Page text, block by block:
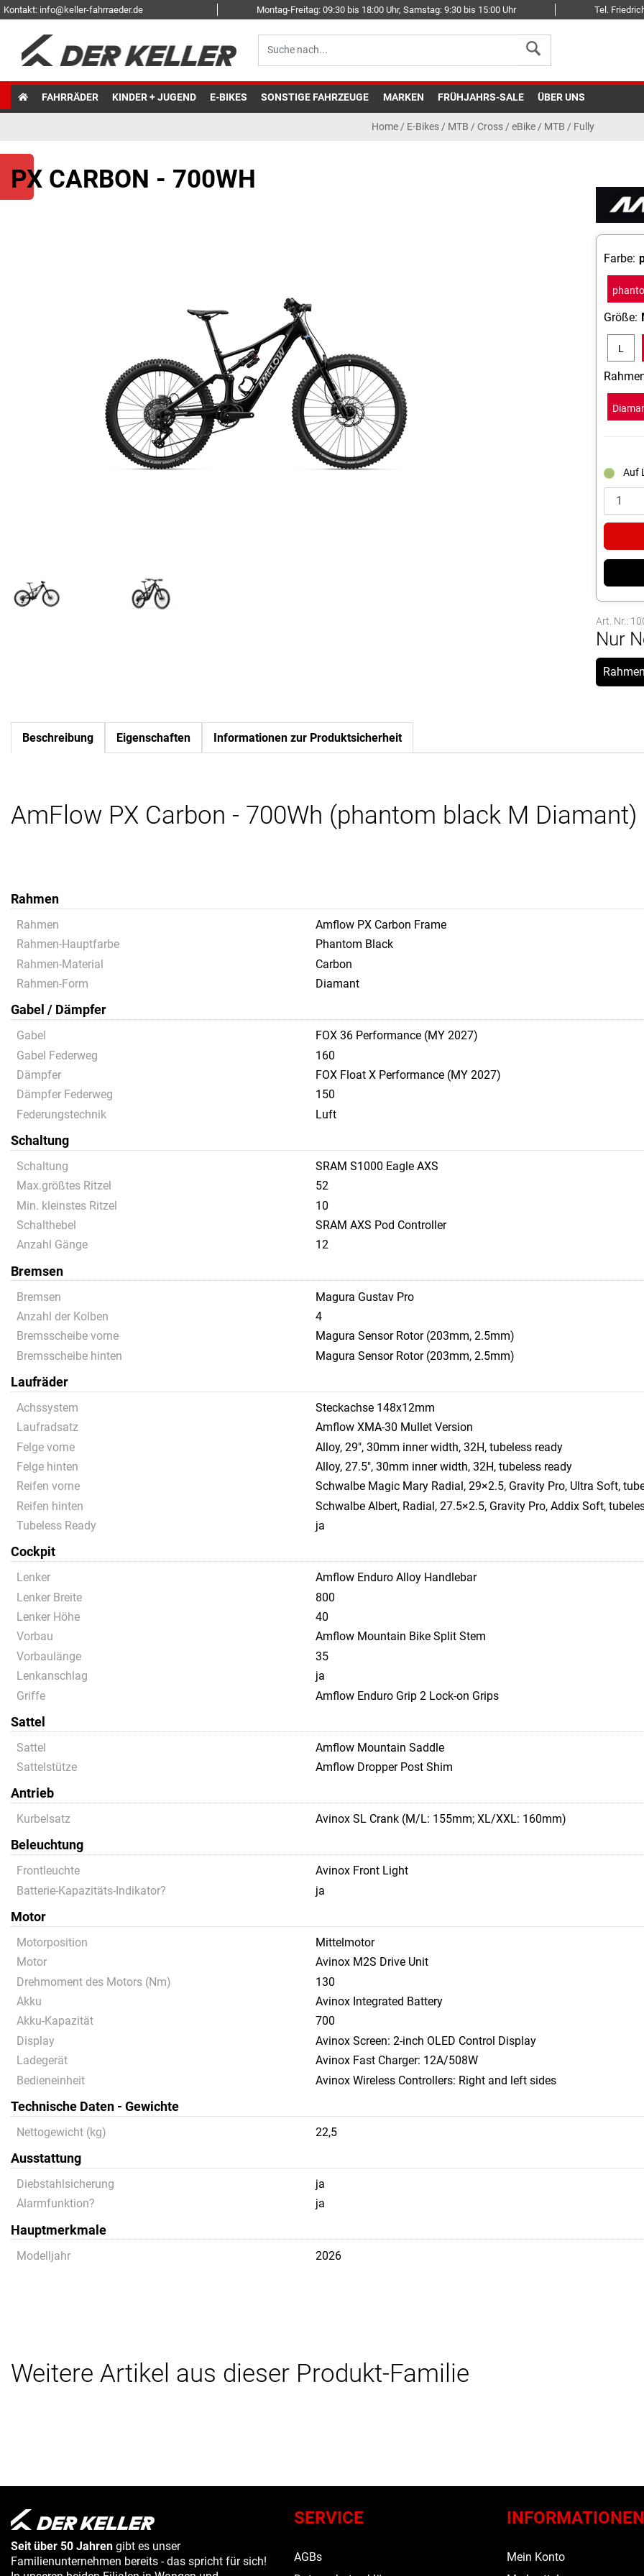
Kontakt: info@keller-fahrraeder.de Montag-Freitag: 09:30 bis 18:00 Uhr, Samstag: 9:30 bis 15:00 Uhr Tel.
FAHRRÄDER KINDER + JUGEND E-BIKES SONSTIGE FAHRZEUGE MARKEN FRÜHJAHRS-SALE ÜBER UNS
Home / E-Bikes / MTB / Cross / eBike / MTB / Fully
PX CARBON - 700WH
Farbe:
black
Größe:
L
Auf
Art. Nr.:
Nur
Beschreibung Eigenschaften Informationen zur Produktsicherheit
AmFlow PX Carbon - 700Wh (phantom black M Diamant)
Rahmen
Rahmen
Amflow PX Carbon Frame
Rahmen-Hauptfarbe
Phantom Black
Rahmen-Material
Carbon
Rahmen-Form
Diamant
Gabel / Dämpfer
Gabel
FOX 36 Performance (MY 2027)
Gabel Federweg
160
Dämpfer
FOX Float X Performance (MY 2027)
Dämpfer Federweg
150
Federungstechnik
Luft
Schaltung
Schaltung
SRAM S1000 Eagle AXS
Max.größtes Ritzel
52
Min. kleinstes Ritzel
10
Schalthebel
SRAM AXS Pod Controller
Anzahl Gänge
12
Bremsen
Bremsen
Magura Gustav Pro
Anzahl der Kolben
4
Bremsscheibe vorne
Magura Sensor Rotor (203mm, 2.5mm)
Bremsscheibe hinten
Magura Sensor Rotor (203mm, 2.5mm)
Laufräder
Achssystem
Steckachse 148x12mm
Laufradsatz
Amflow XMA-30 Mullet Version
Felge vorne
Alloy, 29", 30mm inner width, 32H, tubeless ready
Felge hinten
Alloy, 27.5", 30mm inner width, 32H, tubeless ready
Reifen vorne
Schwalbe Magic Mary Radial, 29×2.5, Gravity Pro, Ultra Soft,
Reifen hinten
Schwalbe Albert, Radial, 27.5×2.5, Gravity Pro, Addix Soft,
Tubeless Ready
ja
Cockpit
Lenker
Amflow Enduro Alloy Handlebar
Lenker Breite
800
Lenker Höhe
40
Vorbau
Amflow Mountain Bike Split Stem
Vorbaulänge
35
Lenkanschlag
ja
Griffe
Amflow Enduro Grip 2 Lock-on Grips
Sattel
Sattel
Amflow Mountain Saddle
Sattelstütze
Amflow Dropper Post Shim
Antrieb
Kurbelsatz Avinox SL Crank (M/L: 155mm; XL/XXL: 160mm)
Beleuchtung
Frontleuchte
Avinox Front Light
Batterie-Kapazitäts-Indikator?
ja
Motor
Motorposition
Mittelmotor
Motor
Avinox M2S Drive Unit
Drehmoment des Motors (Nm)
130
Akku
Avinox Integrated Battery
Akku-Kapazität
700
Display
Avinox Screen: 2-inch OLED Control Display
Ladegerät
Avinox Fast Charger: 12A/508W
Bedieneinheit
Avinox Wireless Controllers: Right and left sides
Technische Daten - Gewichte
Nettogewicht (kg) 22,5
Ausstattung
Diebstahlsicherung
ja
Alarmfunktion?
ja
Hauptmerkmale
Modelljahr 2026
Weitere Artikel aus dieser Produkt-Familie
Seit über 50 Jahren gibt es unser
Familienunternehmen bereits - das spricht für sich!
SERVICE
AGBs
INFORMATIONEN
Mein Konto